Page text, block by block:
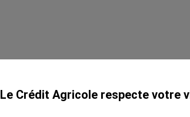
Le Crédit Agricole respecte votre